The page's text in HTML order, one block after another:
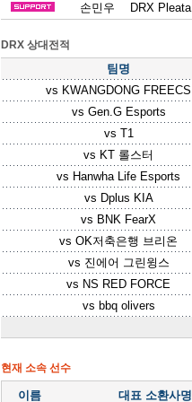
손민우
DRX Pleata
DRX 상대전적
팀명
vs KWANGDONG FREECS
vs Gen.G Esports
vs T1
vs KT 롤스터
vs Hanwha Life Esports
vs Dplus KIA
vs BNK FearX
vs OK저축은행 브리온
vs 진에어 그린윙스
vs NS RED FORCE
vs bbq olivers
현재 소속 선수
이름 대표 소환사명